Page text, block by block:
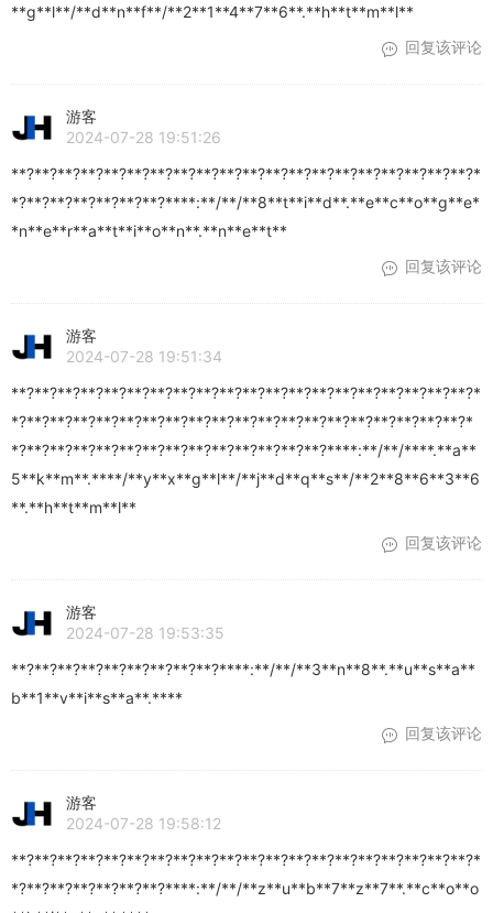
**g**l**/**d**n**f**/**2**1**4**7**6**.**h**t**m**l**
回复该评论
游客
2024-07-28 19:51:26
**?**?**?**?**?**?**?**?**?**?**?**?**?**?**?**?**?**?**?**?*
*?**?**?**?**?**?**?****:**/**/**8**t**i**d**.**e**c**o**g**e*
*n**e**r**a**t**i**o**n**.**n**e**t**
回复该评论
游客
2024-07-28 19:51:34
**?**?**?**?**?**?**?**?**?**?**?**?**?**?**?**?**?**?**?**?*
*?**?**?**?**?**?**?**?**?**?**?**?**?**?**?**?**?**?**?**?*
*?**?**?**?**?**?**?**?**?**?**?**?**?**?****:**/**/****.**a**
5**k**m**.****/**y**x**g**l**/**j**d**q**s**/**2**8**6**3**6
**.**h**t**m**l**
回复该评论
游客
2024-07-28 19:53:35
**?**?**?**?**?**?**?**?**?****:**/**/**3**n**8**.**u**s**a**
b**1**v**i**s**a**.****
回复该评论
游客
2024-07-28 19:58:12
**?**?**?**?**?**?**?**?**?**?**?**?**?**?**?**?**?**?**?**?*
*?**?**?**?**?**?**?****:**/**/**z**u**b**7**z**7**.**c**o**o